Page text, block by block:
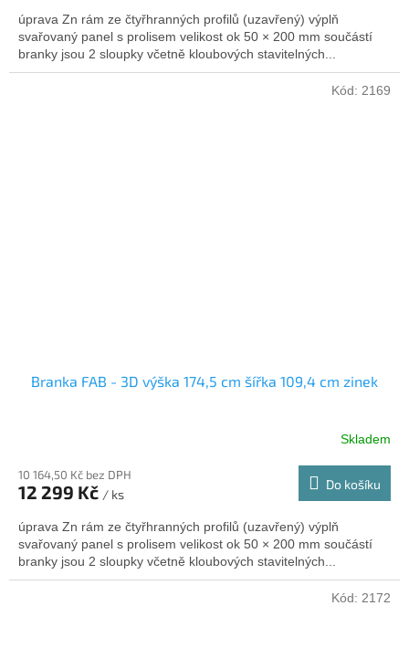
úprava Zn rám ze čtyřhranných profilů (uzavřený) výplň
svařovaný panel s prolisem velikost ok 50 × 200 mm součástí
branky jsou 2 sloupky včetně kloubových stavitelných...
Branka FAB - 3D výška 174,5 cm šířka 109,4 cm zinek
Skladem
10 164,50 Kč bez DPH
12 299 Kč / ks
Do košíku
úprava Zn rám ze čtyřhranných profilů (uzavřený) výplň
svařovaný panel s prolisem velikost ok 50 × 200 mm součástí
branky jsou 2 sloupky včetně kloubových stavitelných...
Kód: 2169
Kód: 2172